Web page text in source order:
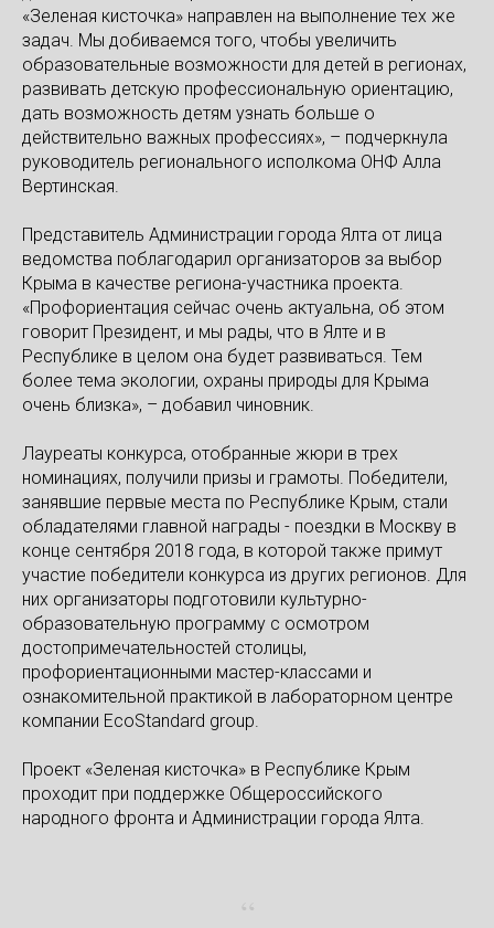
«Зеленая кисточка» направлен на выполнение тех же
задач. Мы добиваемся того, чтобы увеличить
образовательные возможности для детей в регионах,
развивать детскую профессиональную ориентацию,
дать возможность детям узнать больше о
действительно важных профессиях», – подчеркнула
руководитель регионального исполкома ОНФ Алла
Вертинская.
Представитель Администрации города Ялта от лица
ведомства поблагодарил организаторов за выбор
Крыма в качестве региона-участника проекта.
«Профориентация сейчас очень актуальна, об этом
говорит Президент, и мы рады, что в Ялте и в
Республике в целом она будет развиваться. Тем
более тема экологии, охраны природы для Крыма
очень близка», – добавил чиновник.
Лауреаты конкурса, отобранные жюри в трех
номинациях, получили призы и грамоты. Победители,
занявшие первые места по Республике Крым, стали
обладателями главной награды - поездки в Москву в
конце сентября 2018 года, в которой также примут
участие победители конкурса из других регионов. Для
них организаторы подготовили культурно-
образовательную программу с осмотром
достопримечательностей столицы,
профориентационными мастер-классами и
ознакомительной практикой в лабораторном центре
компании EcoStandard group.
Проект «Зеленая кисточка» в Республике Крым
проходит при поддержке Общероссийского
народного фронта и Администрации города Ялта.